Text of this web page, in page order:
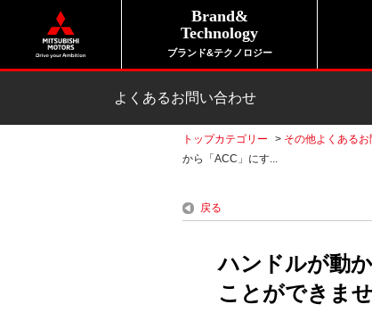
Brand&
Technology
ブランド&テクノロジー
よくあるお問い合わせ
トップカテゴリー > その他よくある
から「ACC」にす...
戻る
ハンドルが動
ことができま